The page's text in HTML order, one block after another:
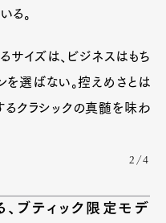
る。
イズは、ビジネスはもち
を選ばない。控えめさとは
クラシックの真髄を味わ
2/4
ブティック限定モデ